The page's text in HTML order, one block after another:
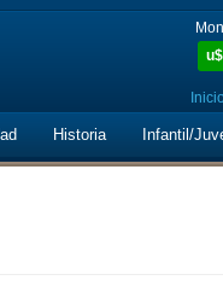
u$
Historia Infantil/